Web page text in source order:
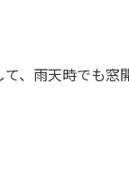
、雨天時でも